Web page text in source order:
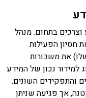
וצרכים בתחום. מנהל
חסיון הפעילות
את משכורות
נכון של המידע
והתפקידים השונים.
אך פגיעה שניתן